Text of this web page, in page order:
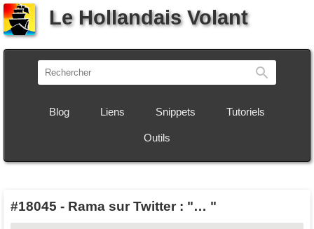
Le Hollandais Volant
Blog Liens Snippets Tutoriels
Outils
#18045 - Rama sur Twitter : "… "